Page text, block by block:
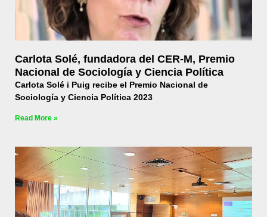
Carlota Solé, fundadora del CER-M, Premio
Nacional de Sociología y Ciencia Política
Carlota Solé i Puig recibe el Premio Nacional de
Sociología y Ciencia Política 2023
Read More »